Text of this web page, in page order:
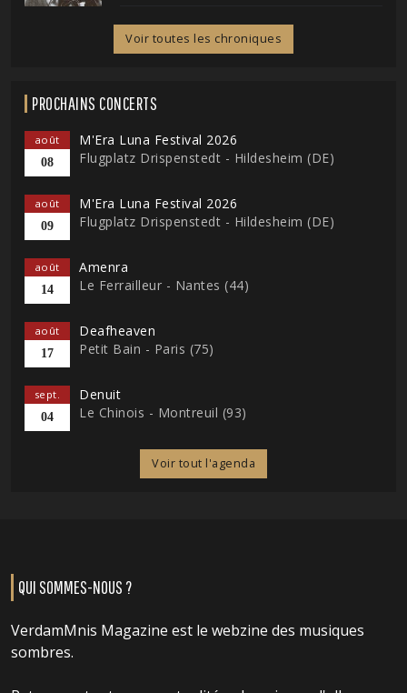
Voir toutes les chroniques
PROCHAINS CONCERTS
août
08
M'Era Luna Festival 2026
Flugplatz Drispenstedt - Hildesheim (DE)
août
09
M'Era Luna Festival 2026
Flugplatz Drispenstedt - Hildesheim (DE)
août
14
Amenra
Le Ferrailleur - Nantes (44)
août
17
Deafheaven
Petit Bain - Paris (75)
sept.
04
Denuit
Le Chinois - Montreuil (93)
Voir tout l'agenda
QUI SOMMES-NOUS ?
VerdamMnis Magazine est le webzine des musiques
sombres.